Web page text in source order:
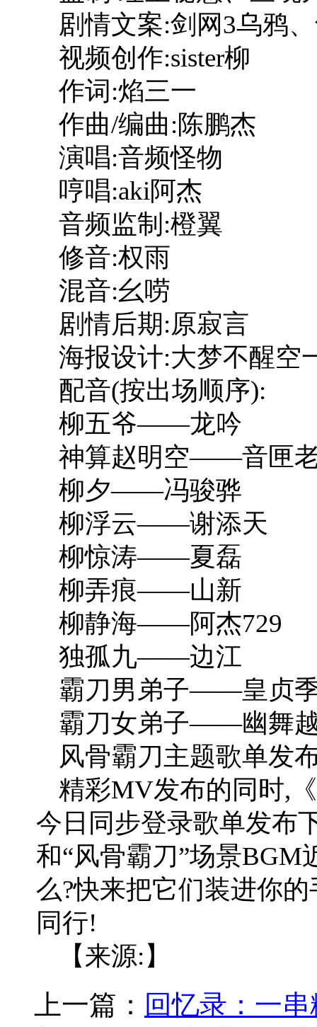
剧情文案:剑网3乌鸦
视频创作:sister柳
作词:焰三一
作曲/编曲:陈鹏杰
演唱:音频怪物
哼唱:aki阿杰
音频监制:橙翼
修音:权雨
混音:幺唠
剧情后期:原寂言
海报设计:大梦不醒空
配音(按出场顺序):
柳五爷——龙吟
神算赵明空——音匣
柳夕——冯骏骅
柳浮云——谢添天
柳惊涛——夏磊
柳弄痕——山新
柳静海——阿杰729
独孤九——边江
霸刀男弟子——皇贞
霸刀女弟子——幽舞
风骨霸刀主题歌单发
精彩MV发布的同时,
今日同步登录歌单发布
和“风骨霸刀”场景
么?快来把它们装进你
同行!
【来源:】
上一篇： 回忆录：一